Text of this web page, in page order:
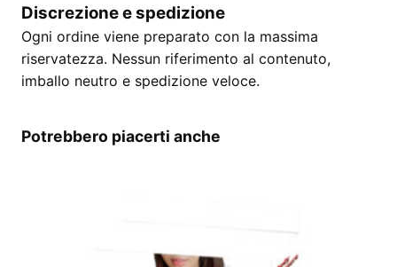
Discrezione e spedizione
Ogni ordine viene preparato con la massima
riservatezza. Nessun riferimento al contenuto,
imballo neutro e spedizione veloce.
Potrebbero piacerti anche